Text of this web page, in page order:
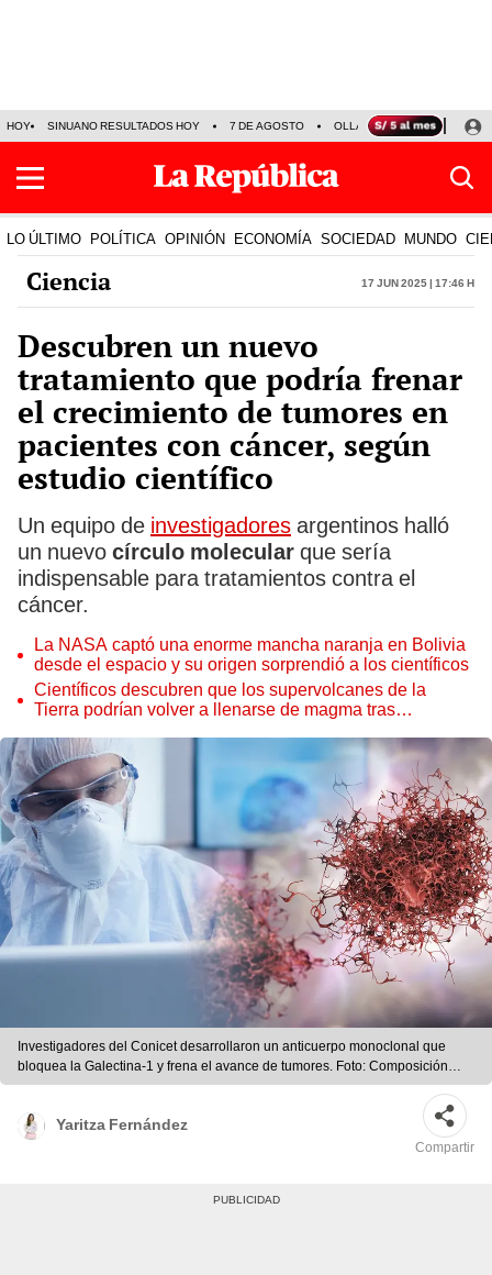
HOY SINUANO RESULTADOS HOY 7 DE AGOSTO OLLANTA HUMALA
LO ÚLTIMO POLÍTICA OPINIÓN ECONOMÍA SOCIEDAD MUNDO
Ciencia 17 Jun 2025 | 17:46 h
Descubren un nuevo
tratamiento que podría frenar
el crecimiento de tumores en
pacientes con cáncer, según
estudio científico
Un equipo de investigadores argentinos halló
un nuevo círculo molecular que sería
indispensable para tratamientos contra el
cáncer.
La NASA captó una enorme mancha naranja en Bolivia
desde el espacio y su origen sorprendió a los científicos
Científicos descubren que los supervolcanes de la
Tierra podrían volver a llenarse de magma tras
Investigadores del Conicet desarrollaron un anticuerpo monoclonal que
bloquea la Galectina‑1 y frena el avance de tumores. Foto: Composición
LR/Freepik
Yaritza Fernández
Compartir